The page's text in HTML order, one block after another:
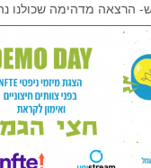
הרצאה מדהימה שכולנו